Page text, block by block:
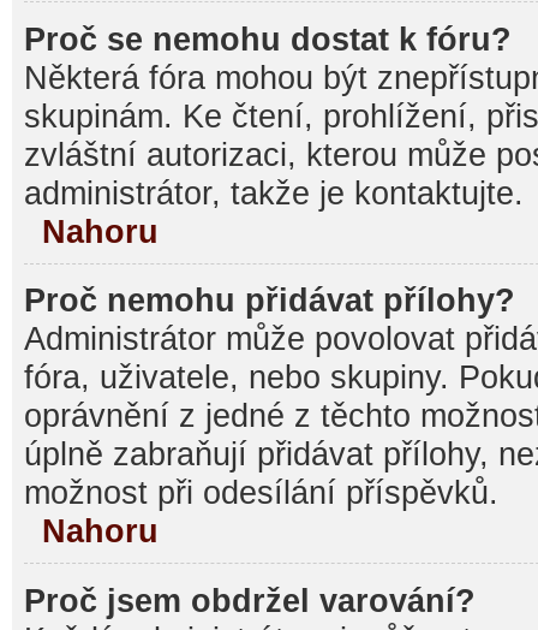
Proč se nemohu dostat k fóru?
Některá fóra mohou být
skupinám. Ke čtení, prohlížení,
zvláštní autorizaci, kterou může
administrátor, takže je kontaktujte.
Nahoru
Proč nemohu přidávat přílohy?
Administrátor může povolovat
fóra, uživatele, nebo skupiny.
oprávnění z jedné z těchto
úplně zabraňují přidávat přílohy,
možnost při odesílání příspěvků.
Nahoru
Proč jsem obdržel varování?